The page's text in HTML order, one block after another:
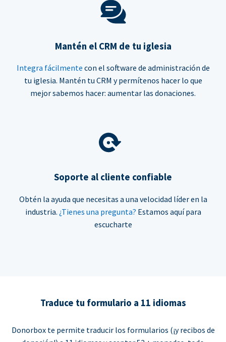
Mantén el CRM de tu iglesia
Integra fácilmente con el software de administración de
tu iglesia. Mantén tu CRM y permítenos hacer lo que
mejor sabemos hacer: aumentar las donaciones.
Soporte al cliente confiable
Obtén la ayuda que necesitas a una velocidad líder en la
industria. ¿Tienes una pregunta? Estamos aquí para
escucharte
Traduce tu formulario a 11 idiomas
Donorbox te permite traducir los formularios (¡y recibos de